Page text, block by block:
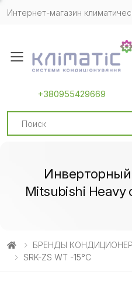
Интернет-магазин
Toggle mobile
+380955429669
Search
Mitsubishi Heavy
БРЕНДЫ
SRK-ZS WT -15°C